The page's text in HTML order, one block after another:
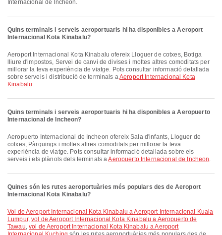
Internacional de Incheon.
Quins terminals i serveis aeroportuaris hi ha disponibles a Aeroport
Internacional Kota Kinabalu?
Aeroport Internacional Kota Kinabalu ofereix Lloguer de cotxes, Botiga
lliure d'impostos, Servei de canvi de divises i moltes altres comoditats per
millorar la teva experiència de viatge. Pots consultar informació detallada
sobre serveis i distribució de terminals aAeroport Internacional Kota
Kinabalu.
Quins terminals i serveis aeroportuaris hi ha disponibles a Aeropuerto
Internacional de Incheon?
Aeropuerto Internacional de Incheon ofereix Sala d'infants, Lloguer de
cotxes, Pàrquings i moltes altres comoditats per millorar la teva
experiència de viatge. Pots consultar informació detallada sobre els
serveis i els plànols dels terminals aAeropuerto Internacional de Incheon.
Quines són les rutes aeroportuàries més populars des de Aeroport
Internacional Kota Kinabalu?
vol de Aeroport Internacional Kota Kinabalu a Aeroport Internacional Kuala
Lumpur,vol de Aeroport Internacional Kota Kinabalu a Aeropuerto de
Tawau, vol de Aeroport Internacional Kota Kinabalu a Aeroport